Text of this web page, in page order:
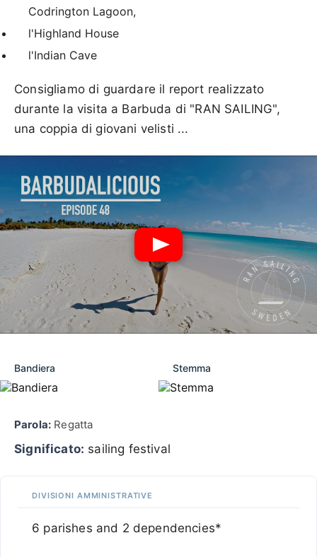
Codrington Lagoon,
l'Highland House
l'Indian Cave
Consigliamo di guardare il report realizzato
durante la visita a Barbuda di "RAN SAILING",
una coppia di giovani velisti ...
Bandiera Stemma
Parola: Regatta
Significato: sailing festival
DIVISIONI AMMINISTRATIVE
6 parishes and 2 dependencies*